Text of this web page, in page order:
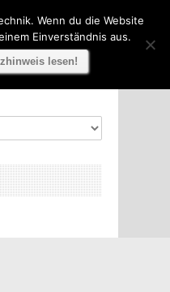
Wenn du die Website
Einverständnis aus.
lesen!